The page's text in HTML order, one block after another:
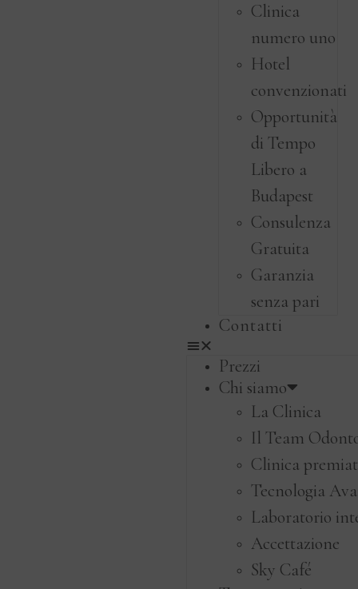
Clinica
numero uno
Hotel
convenzionati
Opportunità
di Tempo
Libero a
Budapest
Consulenza
Gratuita
Garanzia
senza pari
Contatti
Prezzi
Chi siamo
La Clinica
Il Team
Clinica
Tecnologia
Laboratorio
Accettazione
Sky Café